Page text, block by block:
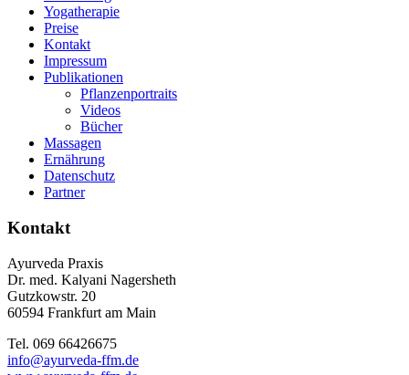
Yogatherapie
Preise
Kontakt
Impressum
Publikationen
Pflanzenportraits
Videos
Bücher
Massagen
Ernährung
Datenschutz
Partner
Kontakt
Ayurveda Praxis
Dr. med. Kalyani Nagersheth
Gutzkowstr. 20
60594 Frankfurt am Main
Tel. 069 66426675
info@ayurveda-ffm.de